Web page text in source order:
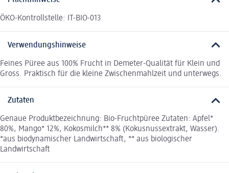
ÖKO-Kontrollstelle: IT-BIO-013
Verwendungshinweise
Feines Püree aus 100% Frucht in Demeter-Qualität für Klein und
Gross. Praktisch für die kleine Zwischenmahlzeit und unterwegs.
Zutaten
Genaue Produktbezeichnung: Bio-Fruchtpüree Zutaten: Apfel*
80%, Mango* 12%, Kokosmilch** 8% (Kokusnussextrakt, Wasser).
*aus biodynamischer Landwirtschaft, ** aus biologischer
Landwirtschaft